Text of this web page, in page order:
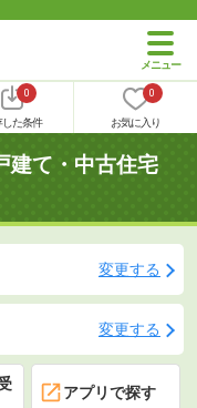
0
した条件
0
お気に入り
建て・中古住宅
変更する
変更する
アプリで探す